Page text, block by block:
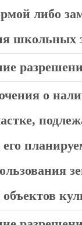
либо
школьных
о
его